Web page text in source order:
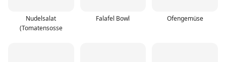
Nudelsalat
(Tomatensosse
Falafel Bowl Ofengemüse